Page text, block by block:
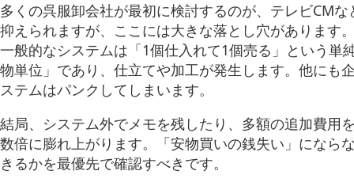
多くの呉服卸会社が最初に検討するのが、テレビCM
抑えられますが、ここには大きな落とし穴があります
一般的なシステムは「1個仕入れて1個売る」という
物単位」であり、仕立てや加工が発生します。他にも
ステムはパンクしてしまいます。
結局、システム外でメモを残したり、多額の追加費用
数倍に膨れ上がります。「安物買いの銭失い」になら
きるかを最優先で確認すべきです。